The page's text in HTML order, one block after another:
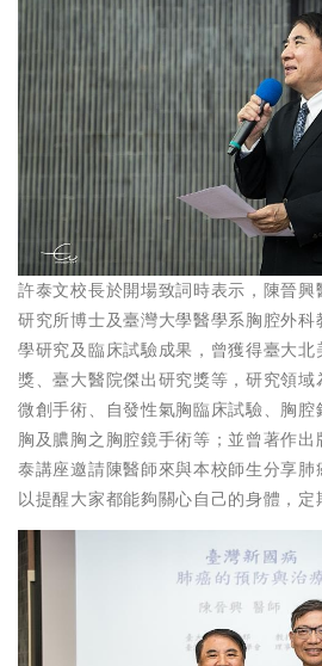
許泰文校長於開場致詞時表示，陳晉
研究所博士及臺灣大學醫學系胸腔外
學研究及臨床試驗成果，曾獲得臺大
獎、臺大醫院傑出研究獎等，研究領
微創手術、自發性氣胸臨床試驗、胸
胸及膿胸之胸腔鏡手術等；並曾著作
泰講座邀請陳醫師來與本校師生分享
以提醒大家都能夠關心自己的身體，定